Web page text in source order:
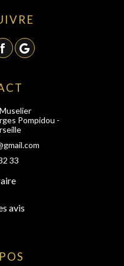
Pompidou -
33
avis